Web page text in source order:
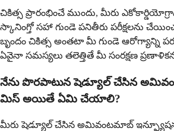
చికిత్స ప్రారంభించే ముందు, మీరు
స్కానింగ్తో సహా గుండె పనితీరు పరీక్షలను
బృందం చికిత్స అంతటా మీ గుండె ఆరోగ్యాన్ని
ఏవైనా సమస్యలు తలెత్తితే మీ సంరక్షణ
నేను పొరపాటున షెడ్యూల్ చేసిన
మిస్ అయితే ఏమి చేయాలి?
మీరు షెడ్యూల్ చేసిన అమివంటమాబ్